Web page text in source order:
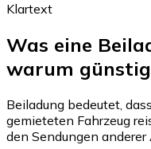
Klartext
Was eine
warum
Beiladung bedeutet,
gemieteten Fahrzeug
den Sendungen